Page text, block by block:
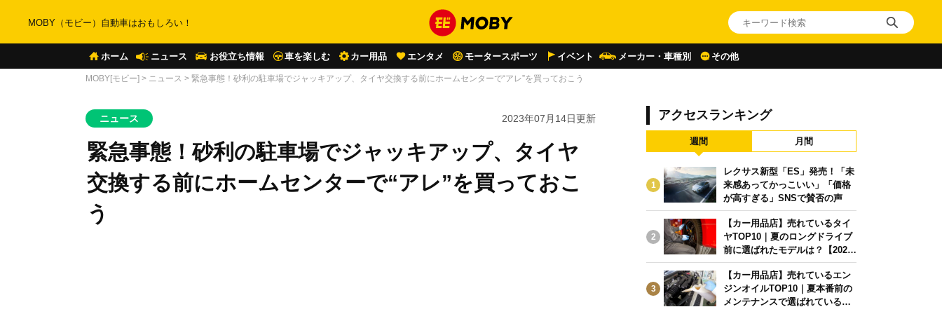
MOBY（モビー）自動車はおもしろい！
ホーム ニュース お役立ち情報 車を楽しむ カー用品 エンタメ モータースポーツ イベント メーカー・車種別 その他
MOBY[モビー] > ニュース > 緊急事態！砂利の駐車場でジャッキアップ、タイヤ交換する前にホームセンターで“アレ”を買っておこう
ニュース 2023年07月14日更新
緊急事態！砂利の駐車場でジャッキアップ、タイヤ
交換する前にホームセンターで“アレ”を買っておこ
う
アクセスランキング
週間 月間
1
レクサス新型「ES」発売！「未
来感あってかっこいい」「価格
が高すぎる」SNSで賛否の声
2
【カー用品店】売れているタイ
ヤTOP10｜夏のロングドライブ
前に選ばれたモデルは？【2026
年6月版】
3
【カー用品店】売れているエン
ジンオイルTOP10｜夏本番前の
メンテナンスで選ばれている人